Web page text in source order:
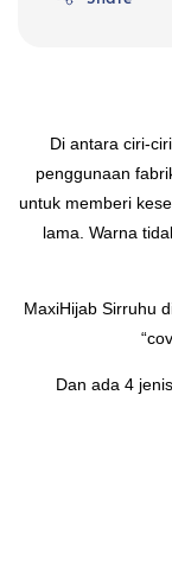
Di antara ciri-
penggunaan
untuk memberi
lama. Warna
MaxiHijab Sirruhu
Dan ada 4